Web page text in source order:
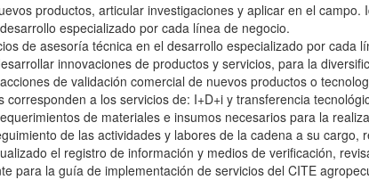
productos, articular investigaciones y aplicar en el
especializado por cada línea de negocio.
de asesoría técnica en el desarrollo especializado por cada
innovaciones de productos y servicios, para la
de validación comercial de nuevos productos o
corresponden a los servicios de: I+D+i y transferencia
de materiales e insumos necesarios para la
de las actividades y labores de la cadena a su
el registro de información y medios de verificación,
para la guía de implementación de servicios del CITE